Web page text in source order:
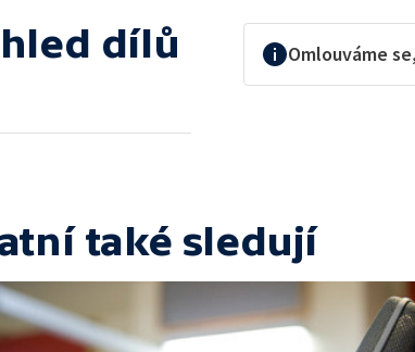
dílů Omlouváme
také sledují